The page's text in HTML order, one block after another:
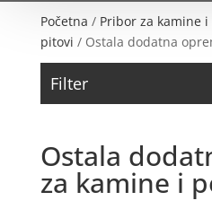
Početna / Pribor za kamine
pitovi / Ostala dodatna
Ostala
za kamine i
Filter